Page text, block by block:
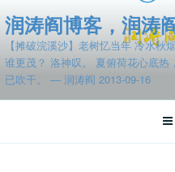
至
容
润涛阎博客，润涛
【摊破浣溪沙】老树忆当年 冷水
谁更茂？ 洛神叹。 夏俯荷花心底热
已吹干。 — 润涛阎 2013-09-16